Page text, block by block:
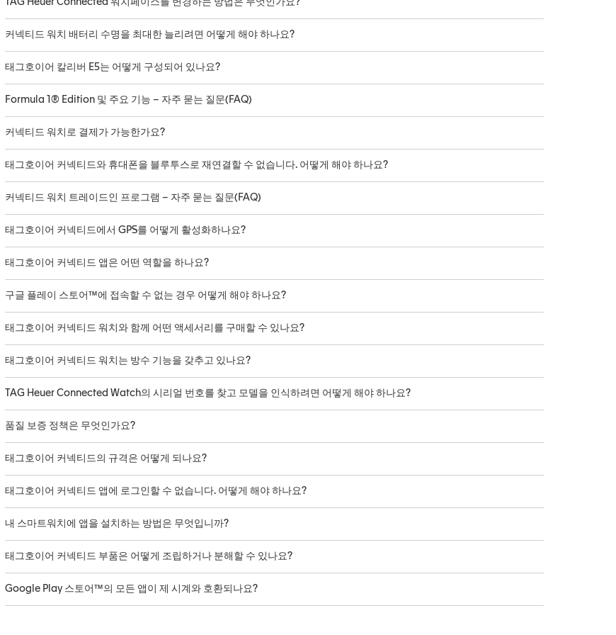
TAG Heuer Connected 워치페이스를 변경하는 방법은 무엇인가요?
커넥티드 워치 배터리 수명을 최대한 늘리려면 어떻게 해야 하나요?
태그호이어 칼리버 E5는 어떻게 구성되어 있나요?
Formula 1® Edition 및 주요 기능 – 자주 묻는 질문(FAQ)
커넥티드 워치로 결제가 가능한가요?
태그호이어 커넥티드와 휴대폰을 블루투스로 재연결할 수 없습니다. 어떻게 해야 하나요?
커넥티드 워치 트레이드인 프로그램 – 자주 묻는 질문(FAQ)
태그호이어 커넥티드에서 GPS를 어떻게 활성화하나요?
태그호이어 커넥티드 앱은 어떤 역할을 하나요?
구글 플레이 스토어™에 접속할 수 없는 경우 어떻게 해야 하나요?
태그호이어 커넥티드 워치와 함께 어떤 액세서리를 구매할 수 있나요?
태그호이어 커넥티드 워치는 방수 기능을 갖추고 있나요?
TAG Heuer Connected Watch의 시리얼 번호를 찾고 모델을 인식하려면 어떻게 해야 하나요?
품질 보증 정책은 무엇인가요?
태그호이어 커넥티드의 규격은 어떻게 되나요?
태그호이어 커넥티드 앱에 로그인할 수 없습니다. 어떻게 해야 하나요?
내 스마트워치에 앱을 설치하는 방법은 무엇입니까?
태그호이어 커넥티드 부품은 어떻게 조립하거나 분해할 수 있나요?
Google Play 스토어™의 모든 앱이 제 시계와 호환되나요?